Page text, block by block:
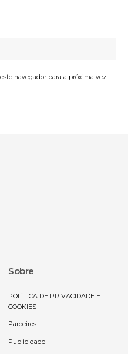
navegador para a próxima vez
Sobre
POLÍTICA DE PRIVACIDADE E
COOKIES
Parceiros
Publicidade